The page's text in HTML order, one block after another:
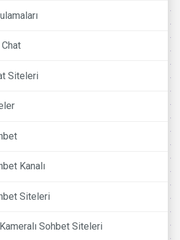
Siteleri
Kanalı
Siteleri
Sohbet Siteleri